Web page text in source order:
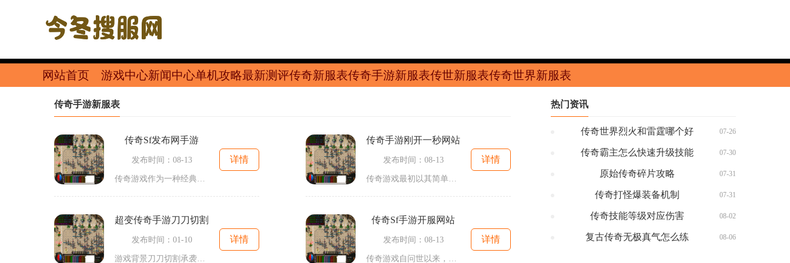
网站首页 游戏中心新闻中心单机攻略最新测评传奇新服表传奇手游新服表传世新服表传奇世界新服表
传奇手游新服表
传奇sf发布网手游
发布时间：08-13
传奇游戏作为一种经典的网络游戏类型，自1999年首次上线以来，便以其独特的玩法和丰富的社交元素深受玩家喜爱。在传奇sf发布网手游中，玩家将化身为一名勇敢的冒险者，探索广袤的玛法大陆，完成各种任务，与其他玩家组队打怪，体验到无尽的乐趣。角色扮
详情
传奇手游刚开一秒网站
发布时间：08-13
传奇游戏最初以其简单易懂的玩法和丰富的职业设定赢得了玩家的青睐。玩家可以选择不同的职业，如战士、法师和道士，每个职业都有其独特的技能和属性。在角色扮演的过程中，玩家不仅要通过打怪升级、完成剧情任务来提升自己的角色，还需要不断探索游戏世界的各
详情
超变传奇手游刀刀切割
发布时间：01-10
游戏背景刀刀切割承袭了传奇游戏的经典设定，玩家将置身于一个宏大的魔幻大陆，体验战士、法师、道士等多种职业带来的独特乐趣。游戏背景设定在一个战火纷飞的时代，玩家将通过不断的战斗、升级和探索，揭开隐藏在这片土地上的秘密。游戏玩法刀刀切割刀刀切割
详情
传奇sf手游开服网站
发布时间：08-13
传奇游戏自问世以来，就以其独特的游戏机制和深厚的玩家基础赢得了众多粉丝。在这些游戏中，玩家可以选择不同的职业进行角色扮演，体验与众不同的游戏世界。每个职业都有其独特的技能和发展路线，玩家可以根据自己的喜好选择合适的职业，比如战士、法师或道士
详情
热门资讯
传奇世界烈火和雷霆哪个好 07-26
传奇霸主怎么快速升级技能 07-30
原始传奇碎片攻略 07-31
传奇打怪爆装备机制 07-31
传奇技能等级对应伤害 08-02
复古传奇无极真气怎么练 08-06